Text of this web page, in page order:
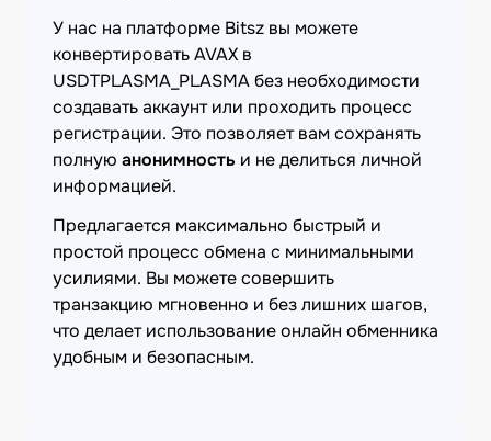
У нас на платформе Bitsz вы можете
конвертировать AVAX в
USDTPLASMA_PLASMA без необходимости
создавать аккаунт или проходить процесс
регистрации. Это позволяет вам сохранять
полную анонимность и не делиться личной
информацией.
Предлагается максимально быстрый и
простой процесс обмена с минимальными
усилиями. Вы можете совершить
транзакцию мгновенно и без лишних шагов,
что делает использование онлайн обменника
удобным и безопасным.